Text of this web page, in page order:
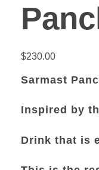
$230.00
Sarmast
Inspired by
Drink that is